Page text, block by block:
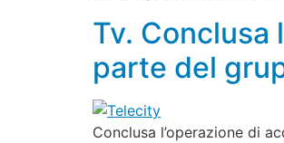
Tv. Conclusa
parte del
Conclusa l’operazione di